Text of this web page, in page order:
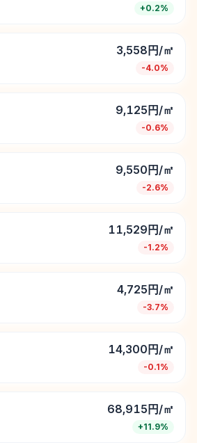
+0.2%
3,558円/㎡
-4.0%
9,125円/㎡
-0.6%
9,550円/㎡
-2.6%
11,529円/㎡
-1.2%
4,725円/㎡
-3.7%
14,300円/㎡
-0.1%
68,915円/㎡
+11.9%